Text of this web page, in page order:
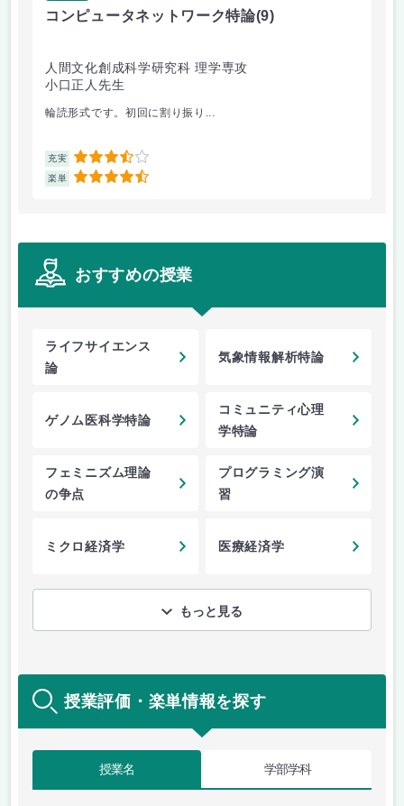
コンピュータネットワーク特論(9)
人間文化創成科学研究科 理学専攻
小口正人先生
輪読形式です。初回に割り振り...
充実 3.5
楽単 4.5
おすすめの授業
ライフサイエンス
論
気象情報解析特論
ゲノム医科学特論
コミュニティ心理
学特論
フェミニズム理論
の争点
プログラミング演
習
ミクロ経済学 医療経済学
もっと見る
授業評価・楽単情報を探す
授業名 学部学科